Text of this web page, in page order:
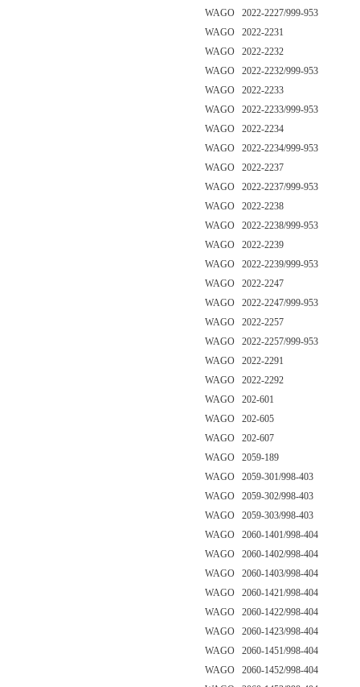
WAGO 2022-2227/999-953
WAGO 2022-2231
WAGO 2022-2232
WAGO 2022-2232/999-953
WAGO 2022-2233
WAGO 2022-2233/999-953
WAGO 2022-2234
WAGO 2022-2234/999-953
WAGO 2022-2237
WAGO 2022-2237/999-953
WAGO 2022-2238
WAGO 2022-2238/999-953
WAGO 2022-2239
WAGO 2022-2239/999-953
WAGO 2022-2247
WAGO 2022-2247/999-953
WAGO 2022-2257
WAGO 2022-2257/999-953
WAGO 2022-2291
WAGO 2022-2292
WAGO 202-601
WAGO 202-605
WAGO 202-607
WAGO 2059-189
WAGO 2059-301/998-403
WAGO 2059-302/998-403
WAGO 2059-303/998-403
WAGO 2060-1401/998-404
WAGO 2060-1402/998-404
WAGO 2060-1403/998-404
WAGO 2060-1421/998-404
WAGO 2060-1422/998-404
WAGO 2060-1423/998-404
WAGO 2060-1451/998-404
WAGO 2060-1452/998-404